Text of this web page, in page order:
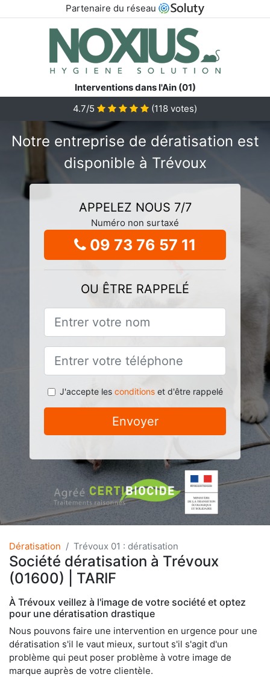
Partenaire du réseau
Interventions dans l'Ain (01)
4.7/5
(118 votes)
Notre entreprise de dératisation est
disponible à Trévoux
APPELEZ NOUS 7/7
Numéro non surtaxé
09 73 76 57 11
OU ÊTRE RAPPELÉ
J'accepte les conditionset d'être rappelé
Envoyer
Dératisation Trévoux 01 : dératisation
Société dératisation à Trévoux
(01600) | TARIF
À Trévoux veillez à l'image de votre société et optez
pour une dératisation drastique
Nous pouvons faire une intervention en urgence pour une
dératisation s'il le vaut mieux, surtout s'il s'agit d'un
problème qui peut poser problème à votre image de
marque auprès de votre clientèle.